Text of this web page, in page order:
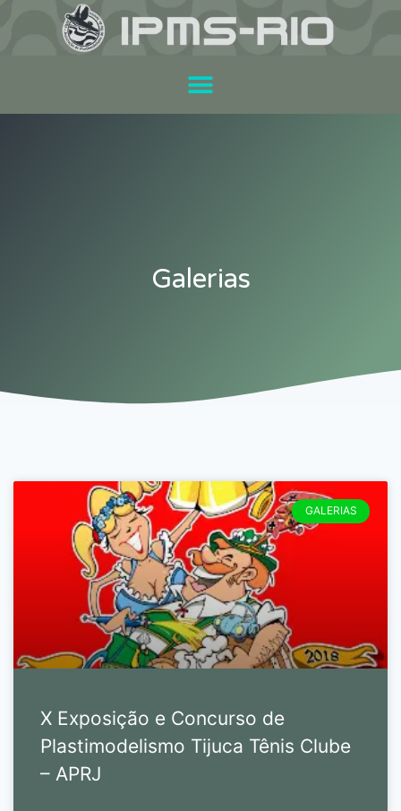
Galerias
GALERIAS
X Exposição e Concurso de
Plastimodelismo Tijuca Tênis Clube
– APRJ